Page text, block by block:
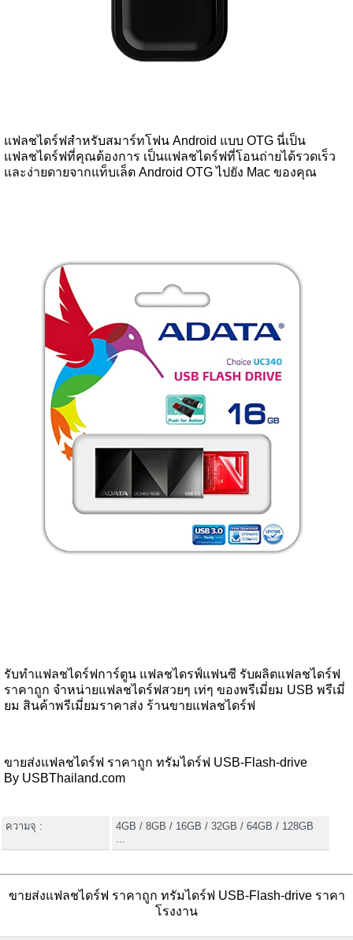
แฟลชไดร์ฟสำหรับสมาร์ทโฟน Android แบบ OTG นี่เป็น
แฟลชไดร์ฟที่คุณต้องการ เป็นแฟลชไดร์ฟที่โอนถ่ายได้รวดเร็ว
และง่ายดายจากแท็บเล็ต Android OTG ไปยัง Mac ของคุณ
รับทำแฟลชไดร์ฟการ์ตูน แฟลชไดรฟ์แฟนซี รับผลิตแฟลชไดร์ฟ
ราคาถูก จำหน่ายแฟลชไดร์ฟสวยๆ เท่ๆ ของพรีเมี่ยม USB พรีเมี่
ยม สินค้าพรีเมี่ยมราคาส่ง ร้านขายแฟลชไดร์ฟ
ขายส่งแฟลชไดร์ฟ ราคาถูก ทรัมไดร์ฟ USB-Flash-drive
By USBThailand.com
ความจุ :
4GB / 8GB / 16GB / 32GB / 64GB / 128GB
ขายส่งแฟลชไดร์ฟ ราคาถูก ทรัมไดร์ฟ USB-Flash-drive ราคา
โรงงาน